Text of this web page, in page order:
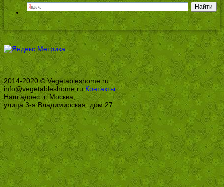
2014-2020 © Vegetableshome.ru
info@vegetableshome.ru Контакты
Наш адрес: г. Москва,
улица 3-я Владимирская, дом 27